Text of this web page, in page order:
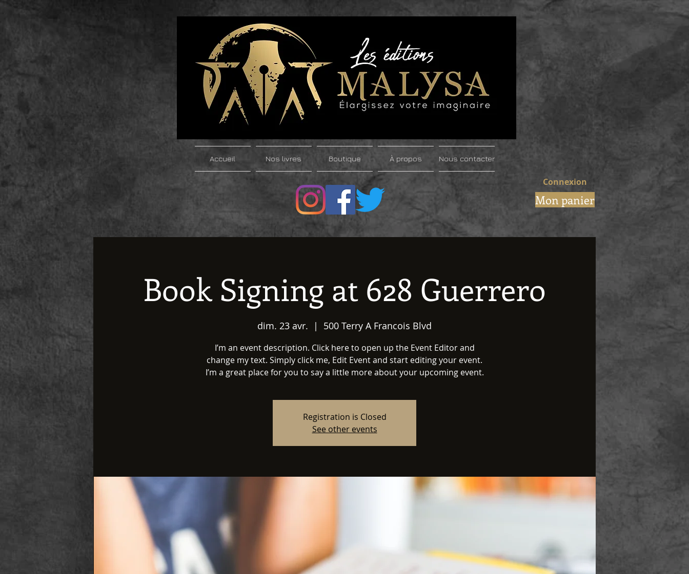
Accueil Nos livres Boutique À propos Nous contacter
Connexion
Mon panier
Book Signing at 628 Guerrero
dim. 23 avr.
  |
500 Terry A Francois Blvd
I’m an event description. Click here to open up the Event Editor and
change my text. Simply click me, Edit Event and start editing your event.
I’m a great place for you to say a little more about your upcoming event.
Registration is Closed
See other events